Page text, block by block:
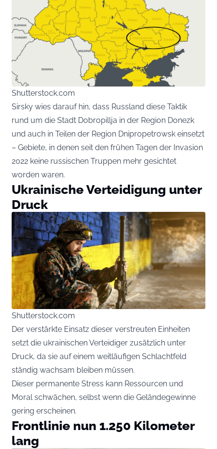
Shutterstock.com
Sirsky wies darauf hin, dass Russland diese Taktik
rund um die Stadt Dobropillja in der Region Donezk
und auch in Teilen der Region Dnipropetrowsk einsetzt
– Gebiete, in denen seit den frühen Tagen der Invasion
2022 keine russischen Truppen mehr gesichtet
worden waren.
Ukrainische Verteidigung unter
Druck
Shutterstock.com
Der verstärkte Einsatz dieser verstreuten Einheiten
setzt die ukrainischen Verteidiger zusätzlich unter
Druck, da sie auf einem weitläufigen Schlachtfeld
ständig wachsam bleiben müssen.
Dieser permanente Stress kann Ressourcen und
Moral schwächen, selbst wenn die Geländegewinne
gering erscheinen.
Frontlinie nun 1.250 Kilometer
lang